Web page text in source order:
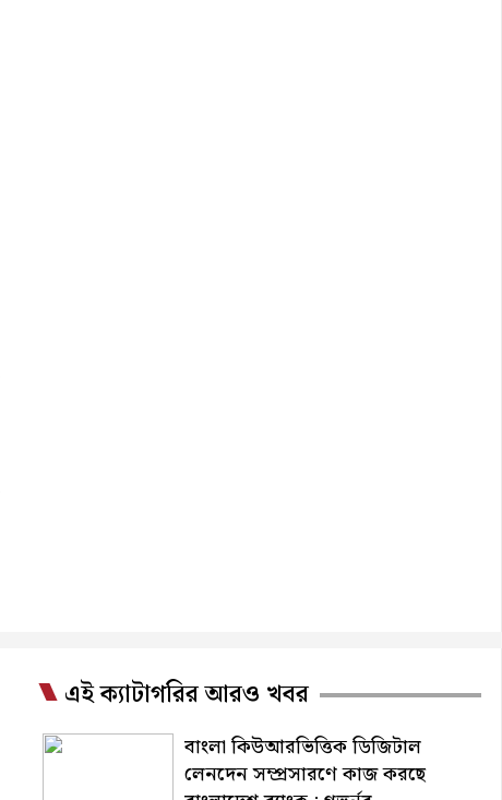
এই ক্যাটাগরির আরও খবর
বাংলা কিউআরভিত্তিক ডিজিটাল
লেনদেন সম্প্রসারণে কাজ করছে